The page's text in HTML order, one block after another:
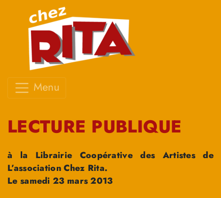
Menu
LECTURE PUBLIQUE
à la Librairie Coopérative des Artistes de
L’association Chez Rita.
Le samedi 23 mars 2013